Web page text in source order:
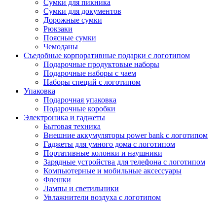
Сумки для пикника
Сумки для документов
Дорожные сумки
Рюкзаки
Поясные сумки
Чемоданы
Съедобные корпоративные подарки с логотипом
Подарочные продуктовые наборы
Подарочные наборы с чаем
Наборы специй с логотипом
Упаковка
Подарочная упаковка
Подарочные коробки
Электроника и гаджеты
Бытовая техника
Внешние аккумуляторы power bank с логотипом
Гаджеты для умного дома с логотипом
Портативные колонки и наушники
Зарядные устройства для телефона с логотипом
Компьютерные и мобильные аксессуары
Флешки
Лампы и светильники
Увлажнители воздуха с логотипом